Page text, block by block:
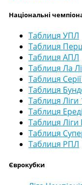
Національні
Таблиця УПЛ
Таблиця
Таблиця АПЛ
Таблиця Ла
Таблиця
Таблиця
Таблиця Ліги
Таблиця
Таблиця
Таблиця
Таблиця РПЛ
Єврокубки